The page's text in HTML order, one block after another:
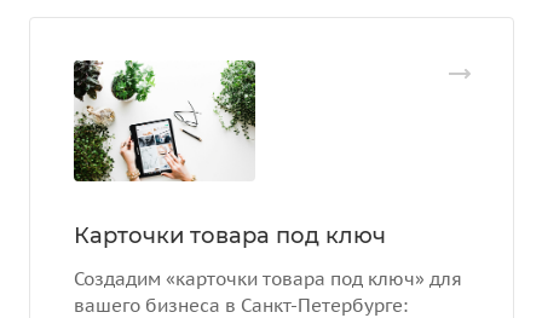
Карточки товара под ключ
Создадим «карточки товара под ключ» для
вашего бизнеса в Санкт-Петербурге: